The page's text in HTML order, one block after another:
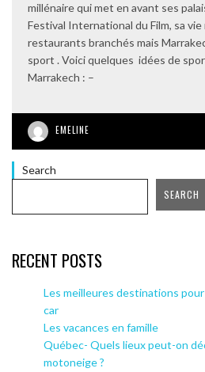
millénaire qui met en avant ses
Festival International du Film, sa
restaurants branchés mais
sport . Voici quelques idées de
Marrakech : –
EMELINE
Search
SEARCH
RECENT POSTS
Les meilleures destinations
car
Les vacances en famille
Québec- Quels lieux peut-on
motoneige ?